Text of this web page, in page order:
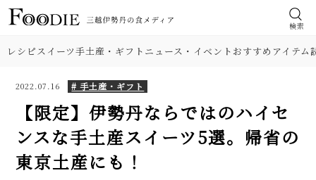
検索
レシピスイーツ手土産・ギフト ニュース・イベントおすすめアイテム
2022.07.16 # 手土産・ギフト
【限定】伊勢丹ならではのハイセ
ンスな手土産スイーツ5選。帰省の
東京土産にも！